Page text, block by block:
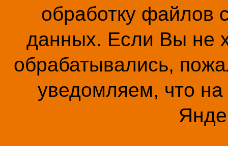
обработку файлов
данных. Если Вы не
обрабатывались,
уведомляем, что на